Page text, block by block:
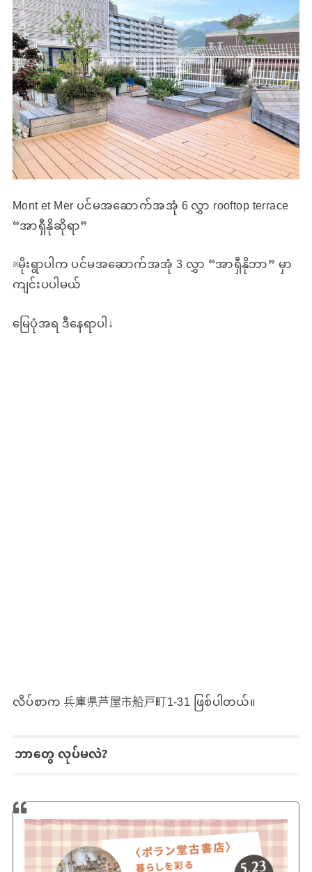
Mont et Mer ပင်မအဆောက်အအုံ 6 လွှာ rooftop terrace
“အာရှီနိုဆိုရာ”
※မိုးရွာပါက ပင်မအဆောက်အအုံ 3 လွှာ “အာရှီနိုဘာ” မှာ
ကျင်းပပါမယ်
မြေပုံအရ ဒီနေရာပါ↓
လိပ်စာက 兵庫県芦屋市船戸町1-31 ဖြစ်ပါတယ်။
ဘာတွေ လုပ်မလဲ?